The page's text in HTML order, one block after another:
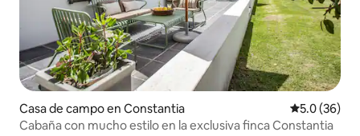
Casa de campo en Constantia Calificación
5.0 (36)
Cabaña con mucho estilo en la exclusiva finca Constantia